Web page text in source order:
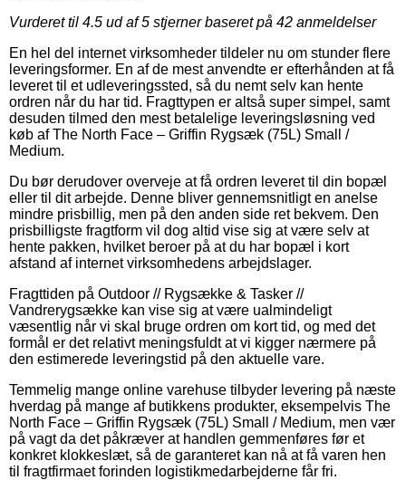
Vurderet til 4.5 ud af 5 stjerner baseret på 42 anmeldelser
En hel del internet virksomheder tildeler nu om stunder flere
leveringsformer. En af de mest anvendte er efterhånden at få
leveret til et udleveringssted, så du nemt selv kan hente
ordren når du har tid. Fragttypen er altså super simpel, samt
desuden tilmed den mest betalelige leveringsløsning ved
køb af The North Face – Griffin Rygsæk (75L) Small /
Medium.
Du bør derudover overveje at få ordren leveret til din bopæl
eller til dit arbejde. Denne bliver gennemsnitligt en anelse
mindre prisbillig, men på den anden side ret bekvem. Den
prisbilligste fragtform vil dog altid vise sig at være selv at
hente pakken, hvilket beroer på at du har bopæl i kort
afstand af internet virksomhedens arbejdslager.
Fragttiden på Outdoor // Rygsække & Tasker //
Vandrerygsække kan vise sig at være ualmindeligt
væsentlig når vi skal bruge ordren om kort tid, og med det
formål er det relativt meningsfuldt at vi kigger nærmere på
den estimerede leveringstid på den aktuelle vare.
Temmelig mange online varehuse tilbyder levering på næste
hverdag på mange af butikkens produkter, eksempelvis The
North Face – Griffin Rygsæk (75L) Small / Medium, men vær
på vagt da det påkræver at handlen gemmenføres før et
konkret klokkeslæt, så de garanteret kan nå at få varen hen
til fragtfirmaet forinden logistikmedarbejderne får fri.